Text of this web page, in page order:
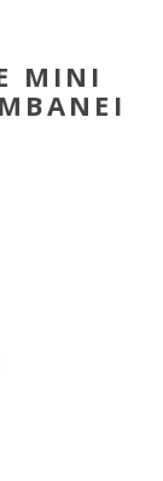
ΜΙΝΙ